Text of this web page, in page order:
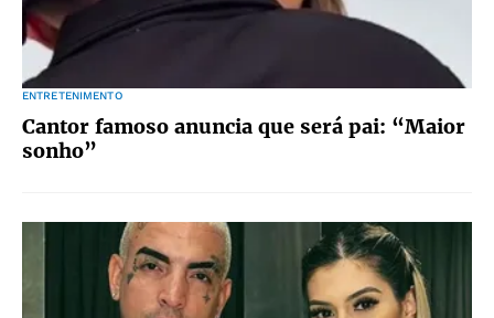
ENTRETENIMENTO
Cantor famoso anuncia que será pai: “Maior
sonho”